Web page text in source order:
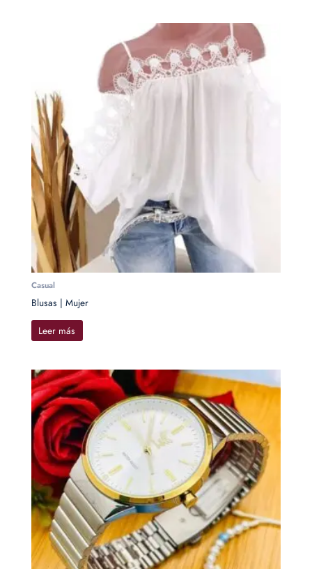
Casual
Blusas | Mujer
Leer más